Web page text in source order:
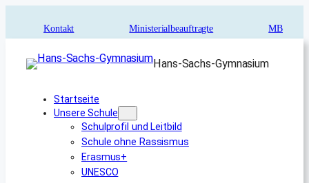
springen
Kontakt Ministerialbeauftragte MB
Hans-Sachs-Gymnasium
Startseite
Unsere Schule
Schulprofil und Leitbild
Schule ohne Rassismus
Erasmus+
UNESCO